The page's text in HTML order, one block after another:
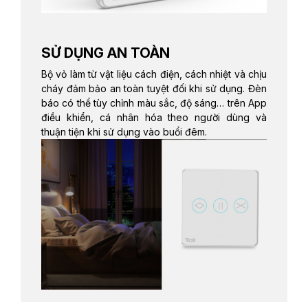
SỬ DỤNG AN TOÀN
Bộ vỏ làm từ vật liệu cách điện, cách nhiệt và chịu
cháy đảm bảo an toàn tuyệt đối khi sử dụng. Đèn
báo có thể tùy chỉnh màu sắc, độ sáng… trên App
điều khiển, cá nhân hóa theo người dùng và
thuận tiện khi sử dụng vào buổi đêm.